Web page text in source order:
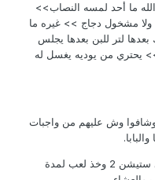
ما أحد لمسه النصاب>>
مشخول دجاج >> غيره ما
بعدها لتر للبن بعدها يجلس
يحتري من يوديه يغسل له
وش عليهم من واجبات
بعدها يروح لغرفة الألعاب ويجلس على البلاي ستيشن 2 وخذ لعب لمدة